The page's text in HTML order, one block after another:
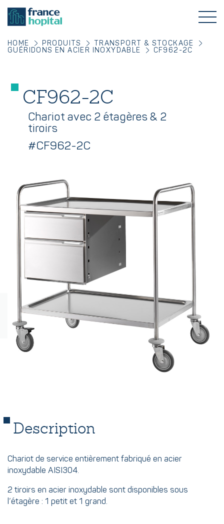
HOME PRODUITS
TRANSPORT & STOCKAGE
GUÉRIDONS EN ACIER INOXYDABLE
CF962-2C
CF962-2C
Chariot avec 2 étagères & 2
tiroirs
#CF962-2C
Description
Chariot de service entièrement fabriqué en acier
inoxydable AISI304.
2 tiroirs en acier inoxydable sont disponibles sous
l’étagère : 1 petit et 1 grand.